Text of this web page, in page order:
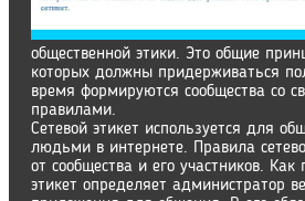
общественной этики. Это общие
которых должны придерживаться
время формируются сообщества со
правилами.
Сетевой этикет используется для
людьми в интернете. Правила
от сообщества и его участников. Как
этикет определяет администратор